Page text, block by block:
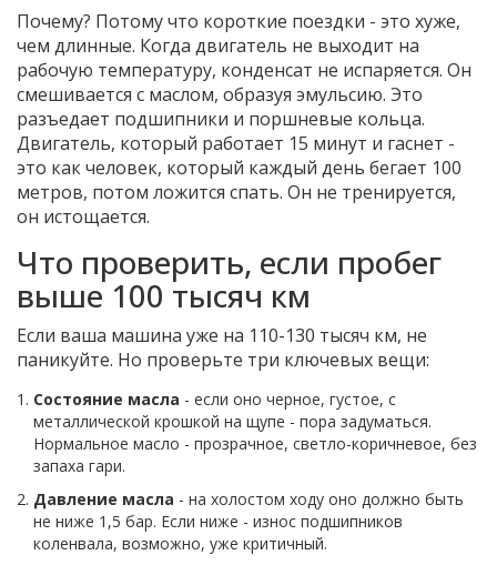
Почему? Потому что короткие поездки - это хуже,
чем длинные. Когда двигатель не выходит на
рабочую температуру, конденсат не испаряется. Он
смешивается с маслом, образуя эмульсию. Это
разъедает подшипники и поршневые кольца.
Двигатель, который работает 15 минут и гаснет -
это как человек, который каждый день бегает 100
метров, потом ложится спать. Он не тренируется,
он истощается.
Что проверить, если пробег
выше 100 тысяч км
Если ваша машина уже на 110-130 тысяч км, не
паникуйте. Но проверьте три ключевых вещи:
Состояние масла - если оно черное, густое, с
металлической крошкой на щупе - пора задуматься.
Нормальное масло - прозрачное, светло-коричневое, без
запаха гари.
Давление масла - на холостом ходу оно должно быть
не ниже 1,5 бар. Если ниже - износ подшипников
коленвала, возможно, уже критичный.